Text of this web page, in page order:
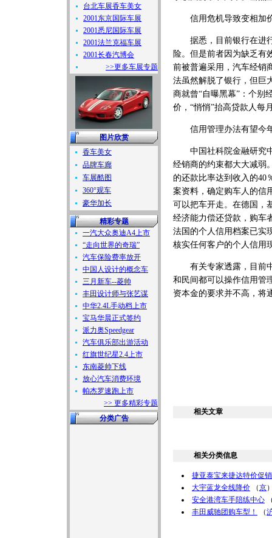
台北车展香车美女
2001东京国际车展
2001悉尼国际车展
2001法兰克福车展
2001长春汽博会
>>更多车展专题
图片欣赏
香车美女
品牌车廊
车展酷图
360°观车
豪华加长
精彩专题
一汽大众奥迪A4上市
“走向世界的奇瑞”
汽车保险费率放开
中国人设计的概念车
三月新车--菱帅
丰田设计师与张艺谋
中华2.4L手动档上市
宝马华晨正式签约
派力奥Speedgear
汽车俱乐部出游活动
红旗世纪星2.4上市
东南菱帅下线
放心汽车消费环境
帕杰罗速跑上市
>> 更多精彩专题
分类广告
信用危机导致变相加
据悉，目前银行在进行
险。但是前者因为缺乏有
前被普遍采用，汽车经销
法虽然解脱了银行，但巨
商就曾“自曝黑幕”：个别
价，“悄悄”抬高贷款人每
信用管理办法有望今
中国社科院金融研究中
经销商的约束都大大减弱
的还款比率达到收入的40
案资料，确定购车人的信
可以把车开走。在德国，
经济能力偿还贷款，购车
法国的个人信用档案已实
核实任何客户的个人信用
有关专家透露，目前中
和民间都可以操作信用管
资本金的要求并不高，将
相关文章
相关分类信息
捷亚泰宝来捷达特价促销
大宇蓝龙全线降价 （京
安全港湾车手陪练中心
丰田威驰团购车型！
（